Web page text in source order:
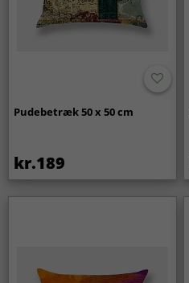
Pudebetræk 50 x 50 cm
kr.189